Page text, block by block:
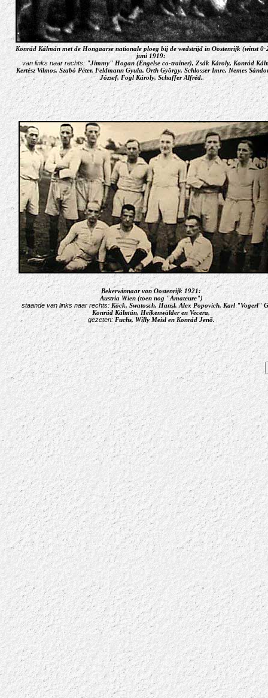
Konrád Kálmán met de Hongaarse nationale ploeg bij de wedstrijd in Oostenrijk (winst
juni 1919:
van links naar rechts:"Jimmy" Hogan (Engelse co-trainer), Zsák Károly, Konrád
Kertész Vilmos, Szabó Péter, Feldmann Gyula, Orth György, Schlosser Imre, Nemes
József, Fogl Károly, Schaffer Alfréd.
Bekerwinnaar van Oostenrijk 1921:
Austria Wien (toen nog "Amateure")
staande van links naar rechts:Köck, Swatosch, Hansl, Alex Popovich, Karl "Vogerl"
Konrád Kálmán, Heikenwälder en Vecera,
gezeten:Fuchs, Willy Meisl en Konrád Jenõ.